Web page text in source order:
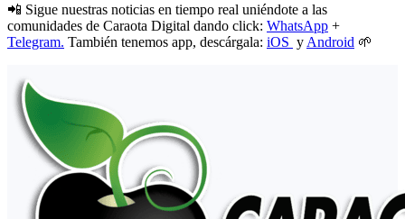
📲 Sigue nuestras noticias en tiempo real uniéndote a las
comunidades de Caraota Digital dando click: WhatsApp +
Telegram. También tenemos app, descárgala: iOS y Android 🌱